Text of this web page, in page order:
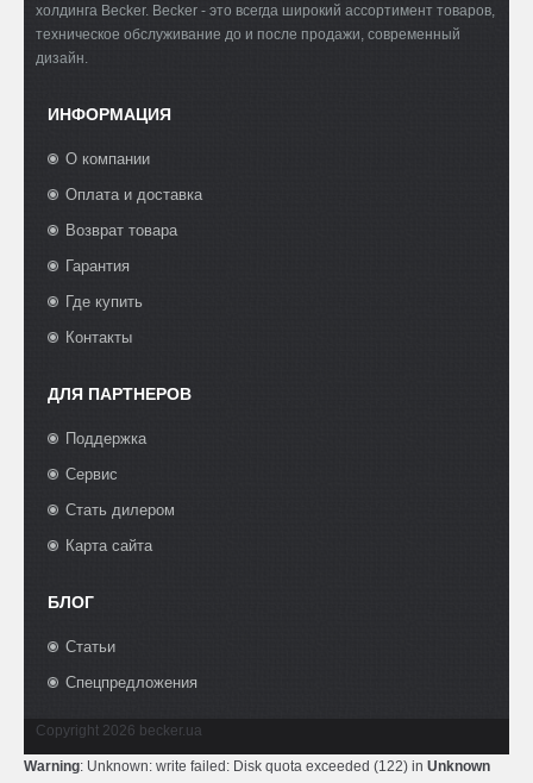
холдинга Becker. Becker - это всегда широкий ассортимент товаров,
техническое обслуживание до и после продажи, современный
дизайн.
ИНФОРМАЦИЯ
О компании
Оплата и доставка
Возврат товара
Гарантия
Где купить
Контакты
ДЛЯ ПАРТНЕРОВ
Поддержка
Сервис
Стать дилером
Карта сайта
БЛОГ
Статьи
Спецпредложения
Copyright 2026 becker.ua
Warning: Unknown: write failed: Disk quota exceeded (122) in Unknown